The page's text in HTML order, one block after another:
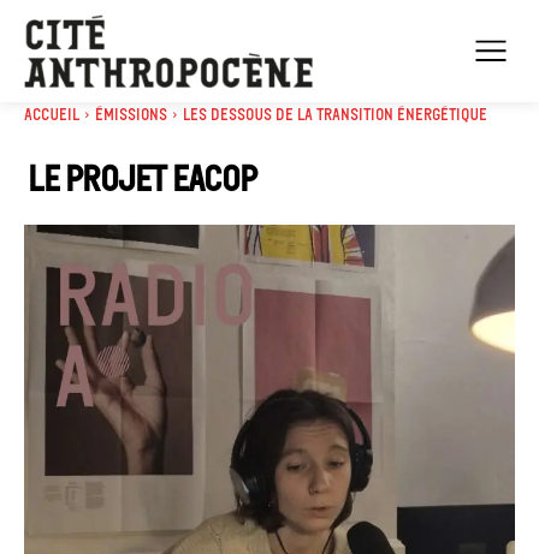
Accueil Émissions Les dessous de la transition énergétique
Le projet EACOP